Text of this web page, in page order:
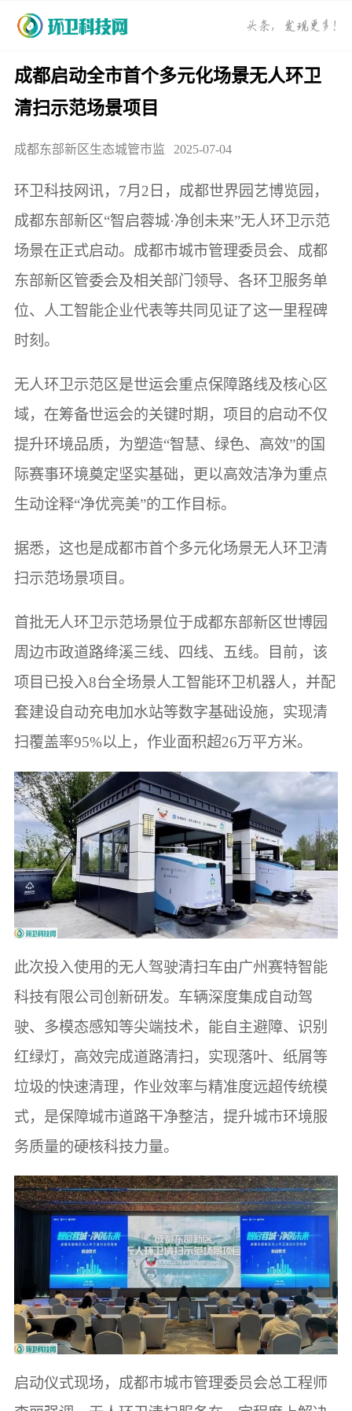
成都启动全市首个多元化场景无人环卫
清扫示范场景项目
成都东部新区生态城管市监 2025-07-04
环卫科技网讯，7月2日，成都世界园艺博览园，
成都东部新区“智启蓉城·净创未来”无人环卫示范
场景在正式启动。成都市城市管理委员会、成都
东部新区管委会及相关部门领导、各环卫服务单
位、人工智能企业代表等共同见证了这一里程碑
时刻。
无人环卫示范区是世运会重点保障路线及核心区
域，在筹备世运会的关键时期，项目的启动不仅
提升环境品质，为塑造“智慧、绿色、高效”的国
际赛事环境奠定坚实基础，更以高效洁净为重点
生动诠释“净优亮美”的工作目标。
据悉，这也是成都市首个多元化场景无人环卫清
扫示范场景项目。
首批无人环卫示范场景位于成都东部新区世博园
周边市政道路绛溪三线、四线、五线。目前，该
项目已投入8台全场景人工智能环卫机器人，并配
套建设自动充电加水站等数字基础设施，实现清
扫覆盖率95%以上，作业面积超26万平方米。
此次投入使用的无人驾驶清扫车由广州赛特智能
科技有限公司创新研发。车辆深度集成自动驾
驶、多模态感知等尖端技术，能自主避障、识别
红绿灯，高效完成道路清扫，实现落叶、纸屑等
垃圾的快速清理，作业效率与精准度远超传统模
式，是保障城市道路干净整洁，提升城市环境服
务质量的硬核科技力量。
启动仪式现场，成都市城市管理委员会总工程师